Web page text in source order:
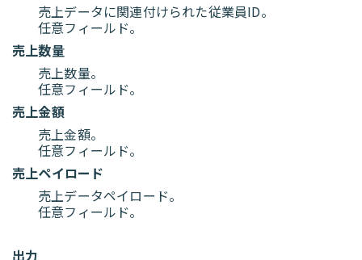
売上データに関連付けられた従業員ID。
任意フィールド。
売上数量
売上数量。
任意フィールド。
売上金額
売上金額。
任意フィールド。
売上ペイロード
売上データペイロード。
任意フィールド。
出力